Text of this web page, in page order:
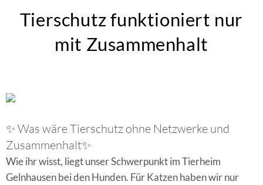
Tierschutz funktioniert nur
mit Zusammenhalt
✨ Was wäre Tierschutz ohne Netzwerke und
Zusammenhalt✨
Wie ihr wisst, liegt unser Schwerpunkt im Tierheim
Gelnhausen bei den Hunden. Für Katzen haben wir nur